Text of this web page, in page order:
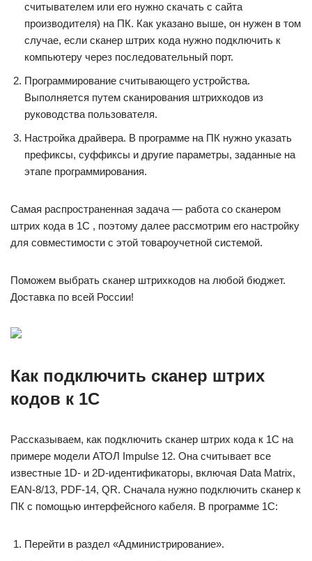
считывателем или его нужно скачать с сайта
производителя) на ПК. Как указано выше, он нужен в том
случае, если сканер штрих кода нужно подключить к
компьютеру через последовательный порт.
Программирование считывающего устройства.
Выполняется путем сканирования штрихкодов из
руководства пользователя.
Настройка драйвера. В программе на ПК нужно указать
префиксы, суффиксы и другие параметры, заданные на
этапе программирования.
Самая распространенная задача — работа со сканером
штрих кода в 1С , поэтому далее рассмотрим его настройку
для совместимости с этой товароучетной системой.
Поможем выбрать сканер штрихкодов на любой бюджет.
Доставка по всей России!
Как подключить сканер штрих
кодов к 1С
Рассказываем, как подключить сканер штрих кода к 1С на
примере модели АТОЛ Impulse 12. Она считывает все
известные 1D- и 2D-идентификаторы, включая Data Matrix,
EAN-8/13, PDF-14, QR. Сначала нужно подключить сканер к
ПК с помощью интерфейсного кабеля. В программе 1С:
Перейти в раздел «Администрирование».